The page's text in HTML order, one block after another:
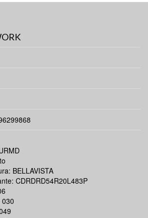
BELLAVISTA
CDRDRD54R20L483P